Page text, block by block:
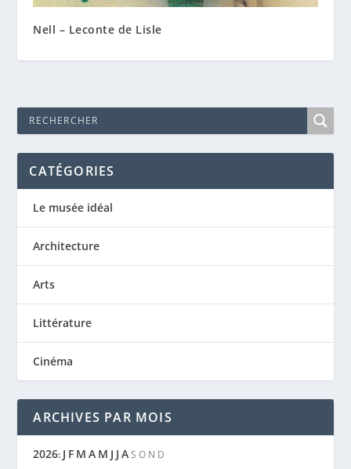
Nell – Leconte de Lisle
CATÉGORIES
Le musée idéal
Architecture
Arts
Littérature
Cinéma
ARCHIVES PAR MOIS
2026: J F M A M J J A S O N D